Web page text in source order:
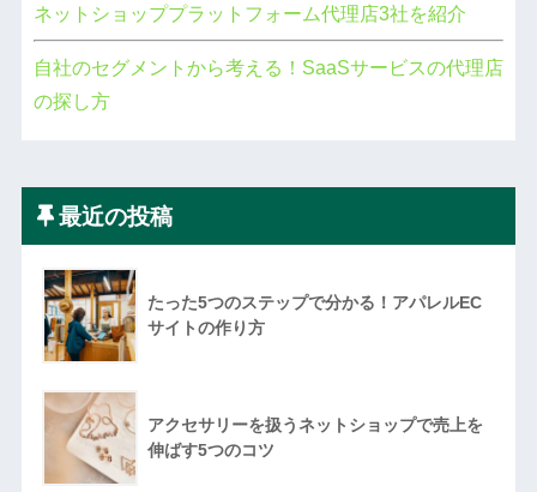
ネットショッププラットフォーム代理店3社を紹介
自社のセグメントから考える！SaaSサービスの代理店
の探し方
最近の投稿
たった5つのステップで分かる！アパレルEC
サイトの作り方
アクセサリーを扱うネットショップで売上を
伸ばす5つのコツ